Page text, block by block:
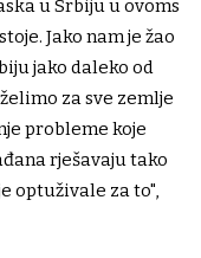
u Srbiju u ovoms
Jako nam je žao
jako daleko od
za sve zemlje
probleme koje
rješavaju tako
optuživale za to",